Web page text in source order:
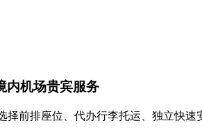
内机场贵宾服务
前排座位、代办行李托运、独立快速